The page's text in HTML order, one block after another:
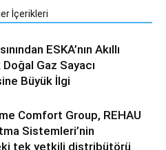
İçerikleri
ESKA’nın Akıllı
Gaz Sayacı
Büyük İlgi
Comfort Group, REHAU
Sistemleri’nin
tek yetkili distribütörü